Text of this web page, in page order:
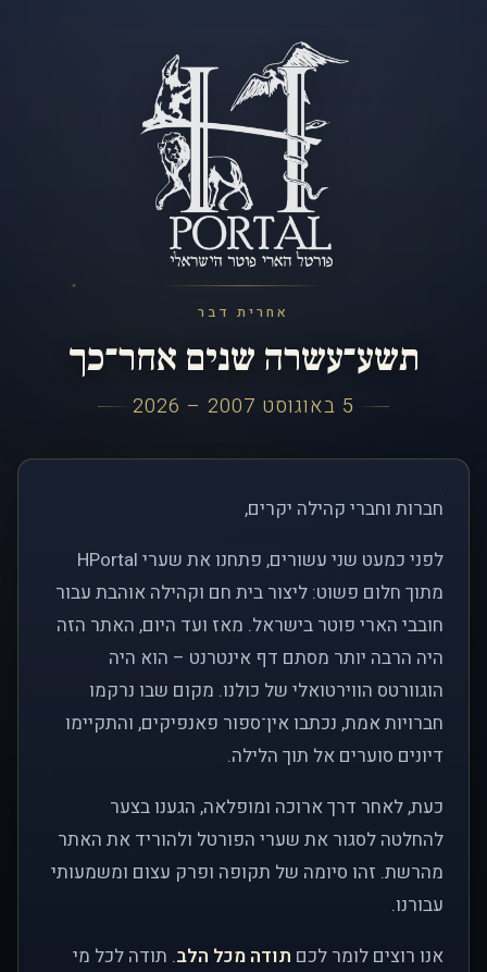
אחרית דבר
תשע־עשרה שנים אחר־כך
5 באוגוסט 2007 – 2026
חברות וחברי קהילה יקרים,
לפני כמעט שני עשורים, פתחנו את שערי HPortal
מתוך חלום פשוט: ליצור בית חם וקהילה אוהבת עבור
חובבי הארי פוטר בישראל. מאז ועד היום, האתר הזה
היה הרבה יותר מסתם דף אינטרנט – הוא היה
הוגוורטס הווירטואלי של כולנו. מקום שבו נרקמו
חברויות אמת, נכתבו אין־ספור פאנפיקים, והתקיימו
דיונים סוערים אל תוך הלילה.
כעת, לאחר דרך ארוכה ומופלאה, הגענו בצער
להחלטה לסגור את שערי הפורטל ולהוריד את האתר
מהרשת. זהו סיומה של תקופה ופרק עצום ומשמעותי
עבורנו.
אנו רוצים לומר לכם תודה מכל הלב. תודה לכל מי